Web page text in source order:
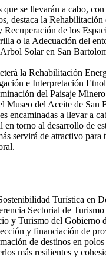
que se llevarán a cabo,
destaca la
Recuperación de los
o la Adecuación del
Solar en San
la Rehabilitación
e Interpretación
del Paisaje
Museo del Aceite de San
encaminadas a llevar a
en torno al desarrollo de
servirá de atractivo para
Turística en
Sectorial de
y Turismo del Gobierno
y financiación de
de destinos en
más resilientes y